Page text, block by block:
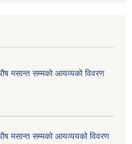
मसान्त सम्मको आयव्यको विवरण
मसान्त सम्मको आयव्ययको विवरण